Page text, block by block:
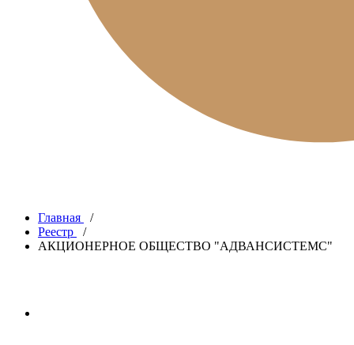
Главная
/
Реестр
/
АКЦИОНЕРНОЕ ОБЩЕСТВО "АДВАНСИСТЕМС"